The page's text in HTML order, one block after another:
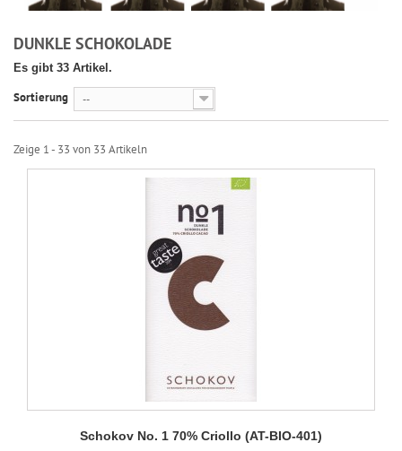
DUNKLE SCHOKOLADE
Es gibt 33 Artikel.
Sortierung --
Zeige 1 - 33 von 33 Artikeln
Schokov No. 1 70% Criollo (AT-BIO-401)